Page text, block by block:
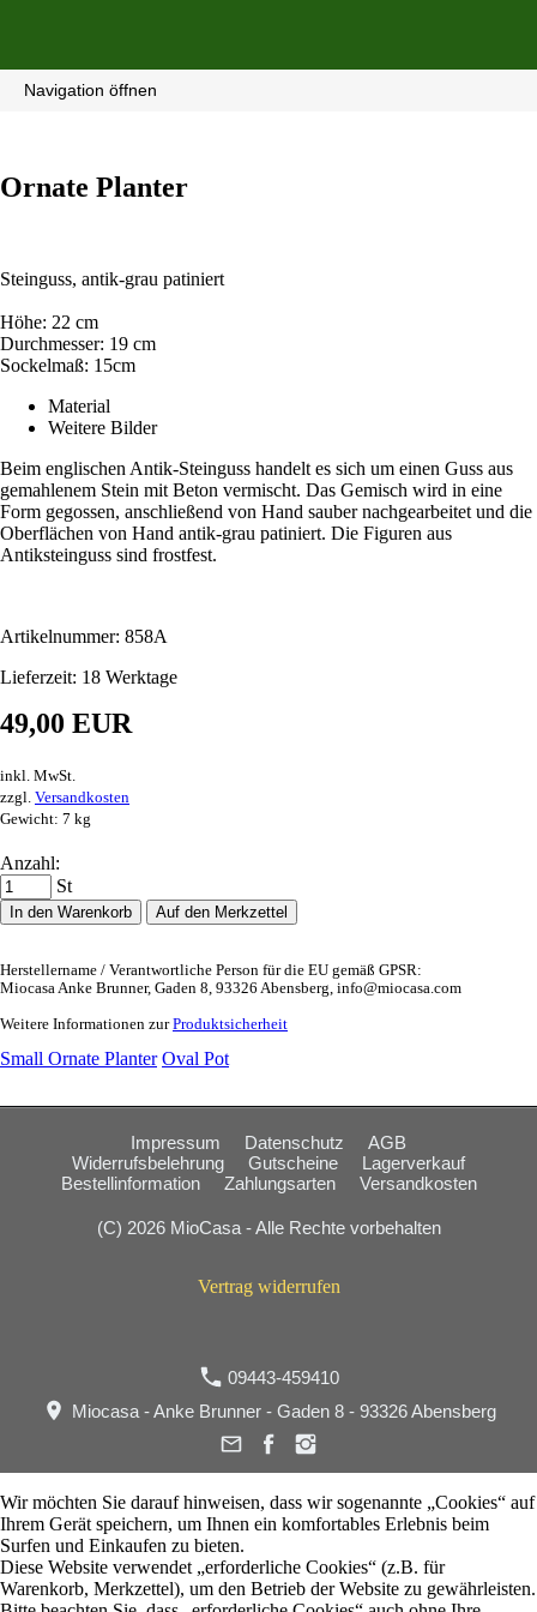
Navigation öffnen
Ornate Planter
Steinguss, antik-grau patiniert
Höhe: 22 cm
Durchmesser: 19 cm
Sockelmaß: 15cm
Material
Weitere Bilder
Beim englischen Antik-Steinguss handelt es sich um einen Guss aus
gemahlenem Stein mit Beton vermischt. Das Gemisch wird in eine
Form gegossen, anschließend von Hand sauber nachgearbeitet und die
Oberflächen von Hand antik-grau patiniert. Die Figuren aus
Antiksteinguss sind frostfest.
Artikelnummer: 858A
Lieferzeit: 18 Werktage
49,00 EUR
inkl. MwSt.
zzgl. Versandkosten
Gewicht: 7 kg
Anzahl:
St
In den Warenkorb Auf den Merkzettel
Herstellername / Verantwortliche Person für die EU gemäß GPSR:
Miocasa Anke Brunner, Gaden 8, 93326 Abensberg, info@miocasa.com
Weitere Informationen zurProduktsicherheit
Small Ornate Planter Oval Pot
Impressum Datenschutz
AGB
Widerrufsbelehrung
Gutscheine
Lagerverkauf
Bestellinformation
Zahlungsarten Versandkosten
(C) 2026 MioCasa - Alle Rechte vorbehalten
Vertrag widerrufen
09443-459410
Miocasa - Anke Brunner - Gaden 8 - 93326 Abensberg
Wir möchten Sie darauf hinweisen, dass wir sogenannte „Cookies“ auf
Ihrem Gerät speichern, um Ihnen ein komfortables Erlebnis beim
Surfen und Einkaufen zu bieten.
Diese Website verwendet „erforderliche Cookies“ (z.B. für
Warenkorb, Merkzettel), um den Betrieb der Website zu gewährleisten.